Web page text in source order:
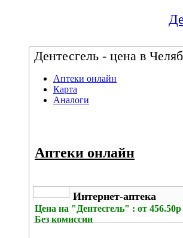
Дентесгель - цена в
Аптеки онлайн
Карта
Аналоги
Аптеки онлайн
Интернет-аптека
Цена на "Дентесгель" : от 456.50р
Без комиссии